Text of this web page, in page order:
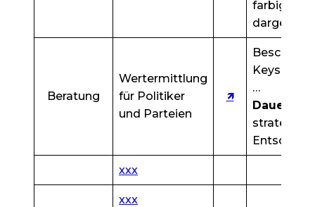
farbig
Beratung
Wertermittlung
für Politiker
und Parteien
🡽
Keys &
…
Dauer
xxx
xxx